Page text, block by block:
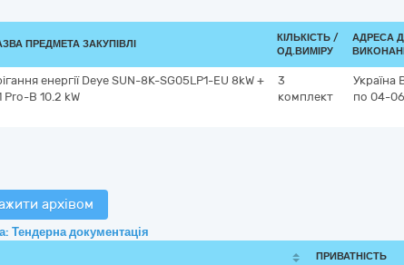
ПРЕДМЕТА ЗАКУПІВЛІ
КІЛЬКІСТЬ /
ОД.ВИМІРУ
АДРЕСА
енергії Deye SUN-8K-SG05LP1-EU 8kW +
Pro-B 10.2 kW
3
комплект
Україна
по 04-
архівом
Тендерна документація
ПРИВАТНІСТЬ